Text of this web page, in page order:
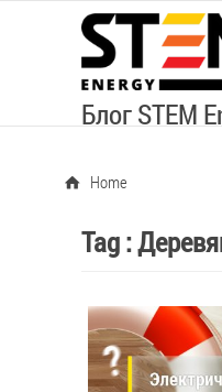
Блог STEM
Home
Tag :